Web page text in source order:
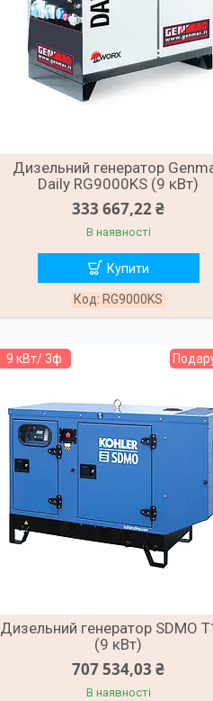
Дизельний генератор
Daily RG9000KS (9 кВт)
333 667,22 ₴
В наявності
Купити
RG9000KS
9 кВт/ 3ф
Дизельний генератор SDMO
(9 кВт)
707 534,03 ₴
В наявності